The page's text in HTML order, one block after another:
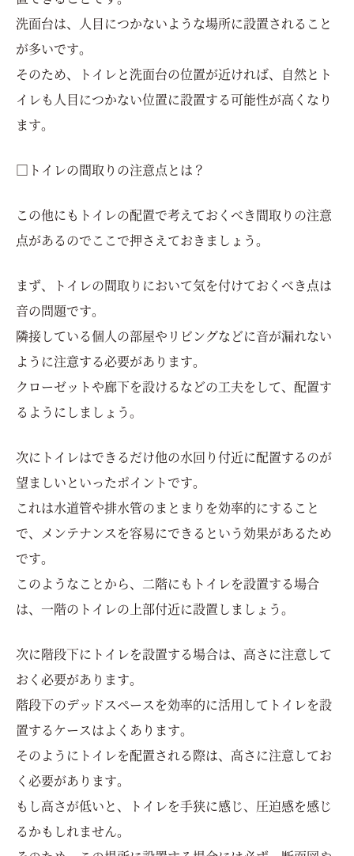
洗面台は、人目につかないような場所に設置されること
が多いです。
そのため、トイレと洗面台の位置が近ければ、自然とト
イレも人目につかない位置に設置する可能性が高くなり
ます。
□トイレの間取りの注意点とは？
この他にもトイレの配置で考えておくべき間取りの注意
点があるのでここで押さえておきましょう。
まず、トイレの間取りにおいて気を付けておくべき点は
音の問題です。
隣接している個人の部屋やリビングなどに音が漏れない
ように注意する必要があります。
クローゼットや廊下を設けるなどの工夫をして、配置す
るようにしましょう。
次にトイレはできるだけ他の水回り付近に配置するのが
望ましいといったポイントです。
これは水道管や排水管のまとまりを効率的にすること
で、メンテナンスを容易にできるという効果があるため
です。
このようなことから、二階にもトイレを設置する場合
は、一階のトイレの上部付近に設置しましょう。
次に階段下にトイレを設置する場合は、高さに注意して
おく必要があります。
階段下のデッドスペースを効率的に活用してトイレを設
置するケースはよくあります。
そのようにトイレを配置される際は、高さに注意してお
く必要があります。
もし高さが低いと、トイレを手狭に感じ、圧迫感を感じ
るかもしれません。